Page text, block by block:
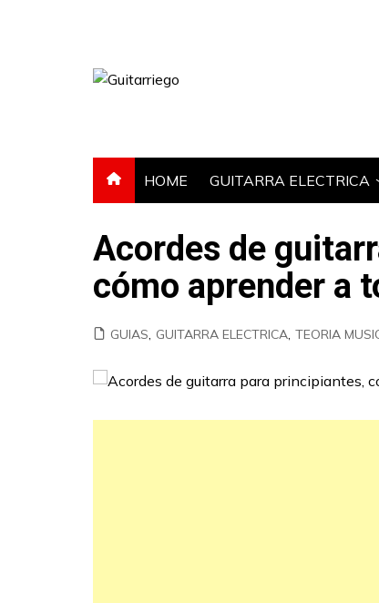
HOME GUITARRA ELECTRICA
AMPLIFICADOR
PEDAL DE EFECTOS
Acordes de
cómo aprender a
GUIAS, GUITARRA ELECTRICA, TEORIA